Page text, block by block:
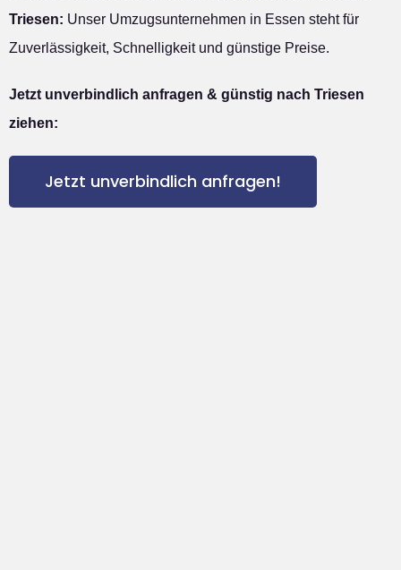
Triesen: Unser Umzugsunternehmen in Essen steht für
Zuverlässigkeit, Schnelligkeit und günstige Preise.
Jetzt unverbindlich anfragen & günstig nach Triesen
ziehen:
Jetzt unverbindlich anfragen!